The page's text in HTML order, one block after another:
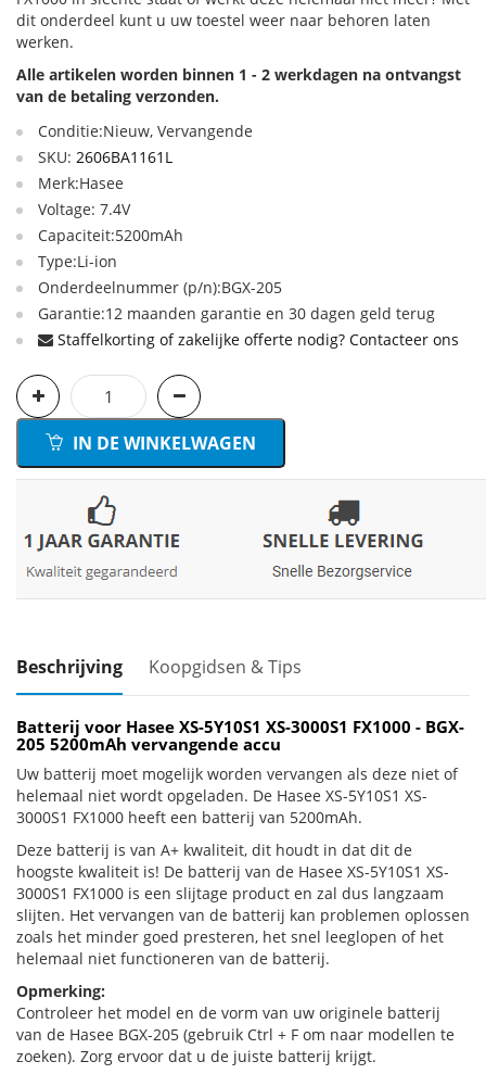
dit onderdeel kunt u uw toestel weer naar behoren laten
werken.
Alle artikelen worden binnen 1 - 2 werkdagen na ontvangst
van de betaling verzonden.
Conditie:Nieuw, Vervangende
SKU: 2606BA1161L
Merk:Hasee
Voltage: 7.4V
Capaciteit:5200mAh
Type:Li-ion
Onderdeelnummer (p/n):BGX-205
Garantie:12 maanden garantie en 30 dagen geld terug
Staffelkorting of zakelijke offerte nodig? Contacteer ons
IN DE WINKELWAGEN
Beschrijving Koopgidsen & Tips
Batterij voor Hasee XS-5Y10S1 XS-3000S1 FX1000 - BGX-
205 5200mAh vervangende accu
Uw batterij moet mogelijk worden vervangen als deze niet of
helemaal niet wordt opgeladen. De Hasee XS-5Y10S1 XS-
3000S1 FX1000 heeft een batterij van 5200mAh.
Deze batterij is van A+ kwaliteit, dit houdt in dat dit de
hoogste kwaliteit is! De batterij van de Hasee XS-5Y10S1 XS-
3000S1 FX1000 is een slijtage product en zal dus langzaam
slijten. Het vervangen van de batterij kan problemen oplossen
zoals het minder goed presteren, het snel leeglopen of het
helemaal niet functioneren van de batterij.
Opmerking:
Controleer het model en de vorm van uw originele batterij
van de Hasee BGX-205 (gebruik Ctrl + F om naar modellen te
zoeken). Zorg ervoor dat u de juiste batterij krijgt.